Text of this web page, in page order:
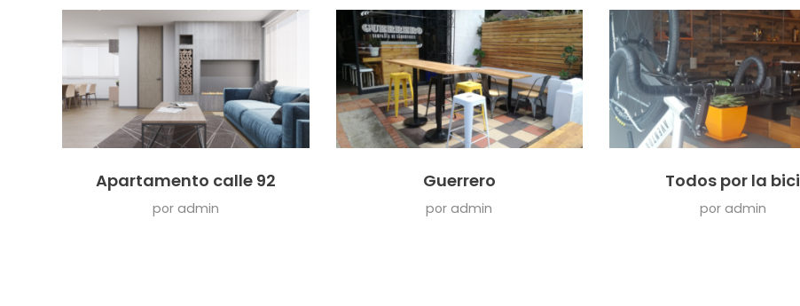
Apartamento calle 92
por admin
Guerrero
por admin
Todos por la bici
por admin